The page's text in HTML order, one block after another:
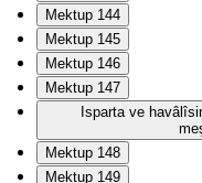
Mektup 144
Mektup 145
Mektup 146
Mektup 147
Isparta ve
Mektup 148
Mektup 149